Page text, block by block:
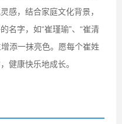
感，结合家庭文化背景，
名字，如“崔瑾瑜”、“崔清
添一抹亮色。愿每个崔姓
健康快乐地成长。